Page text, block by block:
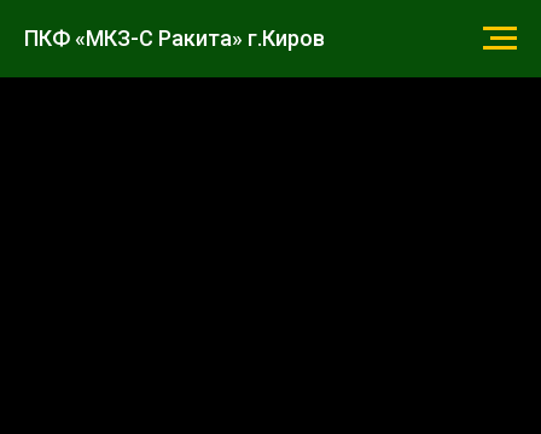
ПКФ «МКЗ-С Ракита» г.Киров